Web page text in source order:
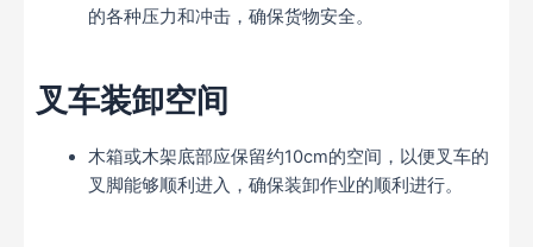
的各种压力和冲击，确保货物安全。
叉车装卸空间
木箱或木架底部应保留约10cm的空间，以便叉车的
叉脚能够顺利进入，确保装卸作业的顺利进行。